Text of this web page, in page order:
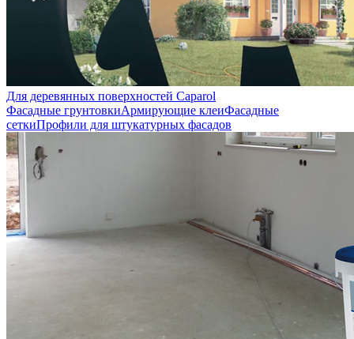
Для деревянных поверхностей Caparol
Фасадные грунтовкиАрмирующие клеиФасадные
сеткиПрофили для штукатурных фасадов